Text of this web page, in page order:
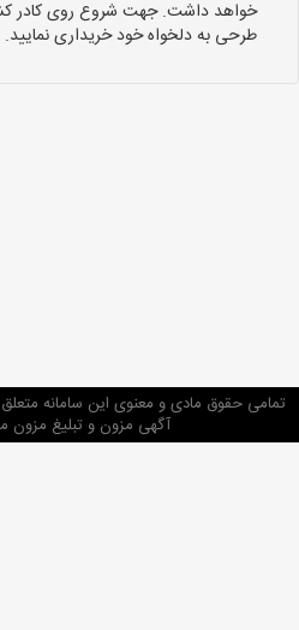
خواهد داشت. جهت شروع روی کادر
طرحی به دلخواه خود خریداری نمایید.
تمامی حقوق مادی و معنوی این سامانه
آگهی مزون و تبلیغ مزون